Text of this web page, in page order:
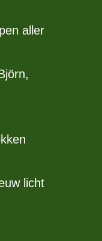
aller
licht